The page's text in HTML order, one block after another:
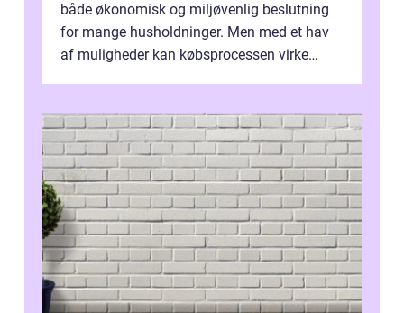
både økonomisk og miljøvenlig beslutning
for mange husholdninger. Men med et hav
af muligheder kan købsprocessen virke